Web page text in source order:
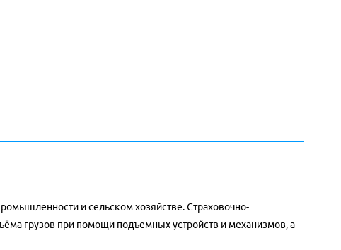
и сельском хозяйстве.Страховочно-
грузов при помощи подъемных устройств и механизмов, а